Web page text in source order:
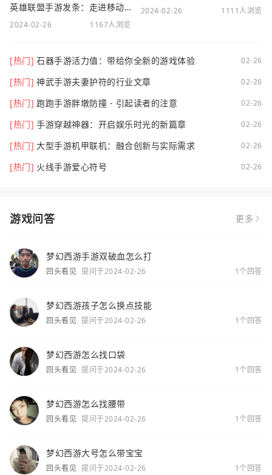
英雄联盟手游发条：走进移动电竞新时代
2024-02-26 1167人浏览
2024-02-26 1111人浏览
[热门] 石器手游活力值：带给你全新的游戏体验 02-26
[热门] 神武手游夫妻护符的行业文章 02-26
[热门] 跑跑手游胖墩防撞 - 引起读者的注意 02-26
[热门] 手游穿越神器：开启娱乐时光的新篇章 02-26
[热门] 大型手游机甲联机：融合创新与实际需求 02-26
[热门] 火线手游爱心符号 02-26
游戏问答 更多
梦幻西游手游双破血怎么打
回头看见 提问于2024-02-26 1个回答
梦幻西游孩子怎么换点技能
回头看见 提问于2024-02-26 1个回答
梦幻西游怎么找口袋
回头看见 提问于2024-02-26 1个回答
梦幻西游怎么找腰带
回头看见 提问于2024-02-26 1个回答
梦幻西游大号怎么带宝宝
回头看见 提问于2024-02-26 1个回答